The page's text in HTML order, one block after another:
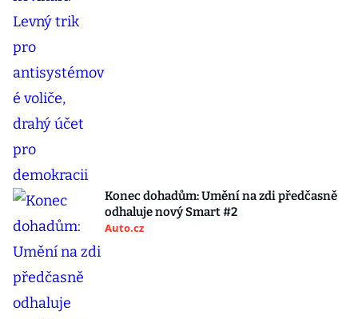
Konec dohadům: Umění na zdi předčasně
odhaluje nový Smart #2
Auto.cz